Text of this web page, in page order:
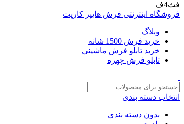
فث4ف
فروشگاه اینترنتی فرش هایپر کارپت
وبلاگ
خرید فرش 1500 شانه
خرید تابلو فرش ماشینی
تابلو فرش چهره
انتخاب دسته بندی
بدون دسته بندی